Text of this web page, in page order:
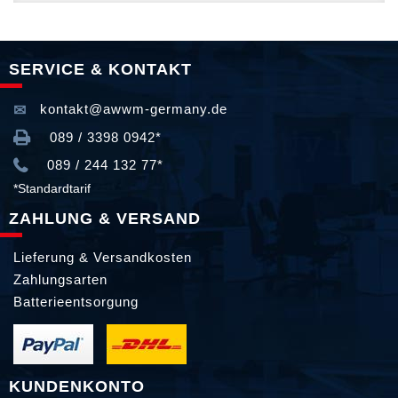
SERVICE & KONTAKT
kontakt@awwm-germany.de
089 / 3398 0942*
089 / 244 132 77*
*Standardtarif
ZAHLUNG & VERSAND
Lieferung & Versandkosten
Zahlungsarten
Batterieentsorgung
KUNDENKONTO